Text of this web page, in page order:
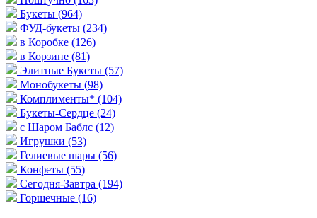
Букеты (964)
ФУД-букеты (234)
в Коробке (126)
в Корзине (81)
Элитные Букеты (57)
Монобукеты (98)
Комплименты* (104)
Букеты-Сердце (24)
с Шаром Баблс (12)
Игрушки (53)
Гелиевые шары (56)
Конфеты (55)
Сегодня-Завтра (194)
Горшечные (16)